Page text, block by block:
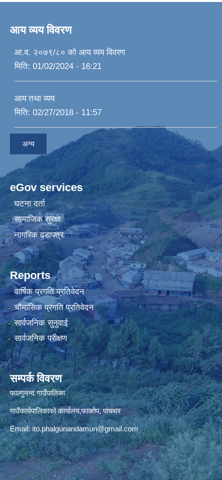
आय व्यय विवरण
आ.व. २०७९/८० को आय व्यय विवरण
मिति: 01/02/2024 - 16:21
आय तथा व्यय
मिति: 02/27/2018 - 11:57
अन्य
eGov services
घटना दर्ता
सामाजिक सुरक्षा
नागरिक वडापत्र
Reports
वार्षिक प्रगति प्रतिवेदन
चौमासिक प्रगति प्रतिवेदन
सार्वजनिक सुनुवाई
सार्वजनिक परीक्षण
सम्पर्क विवरण
फाल्गुनन्द गाउँपालिका
गाउँकार्यपालिकाको कार्यालय,फाक्तेप, पांचथर
Email: ito.phalgunandamun@gmail.com